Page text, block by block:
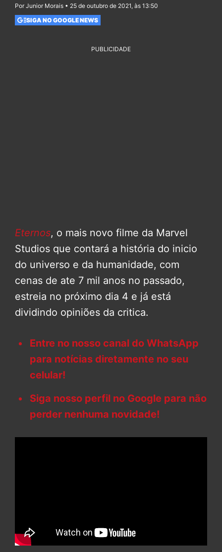
Por Junior Morais • 25 de outubro de 2021, às 13:50
SIGA NO GOOGLE NEWS
PUBLICIDADE
Eternos, o mais novo filme da Marvel
Studios que contará a história do inicio
do universo e da humanidade, com
cenas de ate 7 mil anos no passado,
estreia no próximo dia 4 e já está
dividindo opiniões da critica.
Entre no nosso canal do WhatsApp
para notícias diretamente no seu
celular!
Siga nosso perfil no Google para não
perder nenhuma novidade!